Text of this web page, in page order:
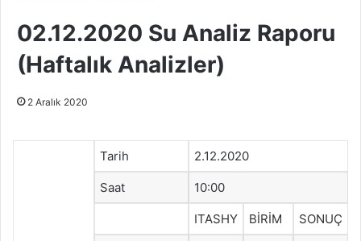
02.12.2020 Su Analiz Raporu
(Haftalık Analizler)
2 Aralık 2020
Tarih 2.12.2020
Saat 10:00
ITASHY BİRİM SONUÇ